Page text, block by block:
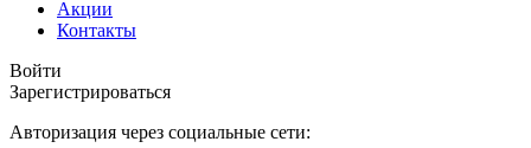
Акции
Контакты
Войти
Зарегистрироваться
Авторизация через социальные сети: